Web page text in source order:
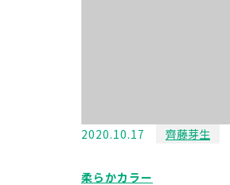
2020.10.17 齊藤芽生
柔らかカラー